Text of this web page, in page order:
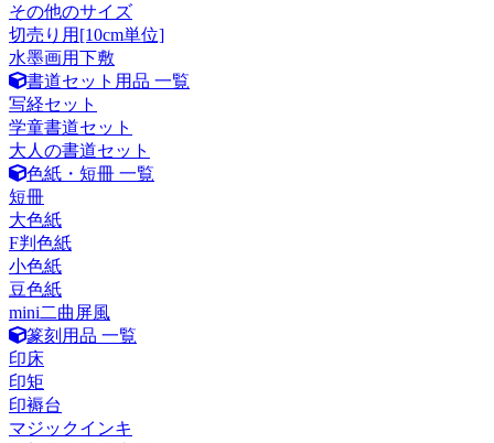
その他のサイズ
切売り用[10cm単位]
水墨画用下敷
書道セット用品 一覧
写経セット
学童書道セット
大人の書道セット
色紙・短冊 一覧
短冊
大色紙
F判色紙
小色紙
豆色紙
mini二曲屏風
篆刻用品 一覧
印床
印矩
印褥台
マジックインキ